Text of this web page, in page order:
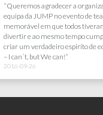
" Jump Travel, agência com que
anos, em todos os eventos da
Criatividade, credibilidade,
proximidade entre a equipa
alguns dos motivos que me
com eles, sabendo de antemão
continuarão a ser um sucesso